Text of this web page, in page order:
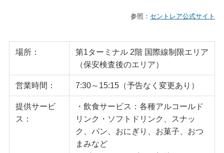
参照： セントレア公式サイト
場所：
第1ターミナル 2階 国際線制限エリア
（保安検査後のエリア）
営業時間： 7:30～15:15（予告なく変更あり）
提供サービ
ス：
・飲食サービス：各種アルコールド
リンク・ソフトドリンク、スナッ
ク、パン、おにぎり、お菓子、おつ
まみなど